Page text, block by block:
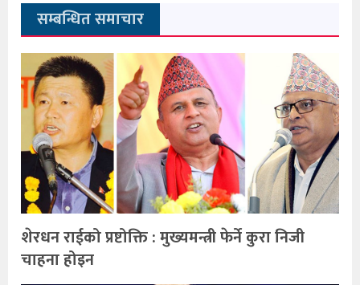
सम्बन्धित समाचार
शेरधन राईको प्रष्टोक्ति : मुख्यमन्त्री फेर्ने कुरा निजी
चाहना होइन